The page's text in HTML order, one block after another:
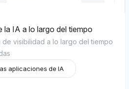
la IA a lo largo del tiempo
visibilidad a lo largo del tiempo
aplicaciones de IA